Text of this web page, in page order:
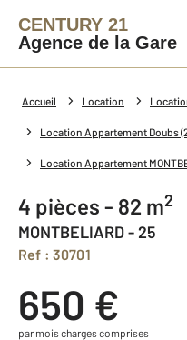
CENTURY 21
Agence de la Gare
Accueil Location
Location Appartement Doubs
Location Appartement
4 pièces - 82 m2
MONTBELIARD - 25
Ref : 30701
650 €
par mois charges comprises